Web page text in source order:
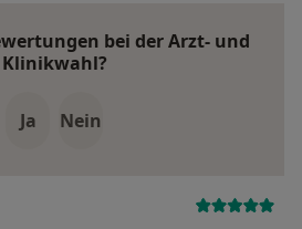
bei der Arzt- und
Klinikwahl?
Ja Nein